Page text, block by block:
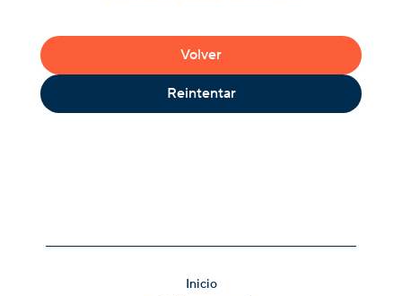
Volver
Reintentar
Inicio